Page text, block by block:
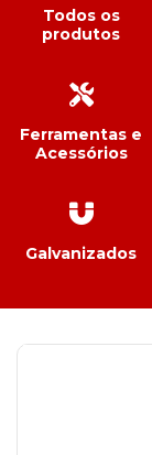
Todos os
produtos
Ferramentas e
Acessórios
Galvanizados